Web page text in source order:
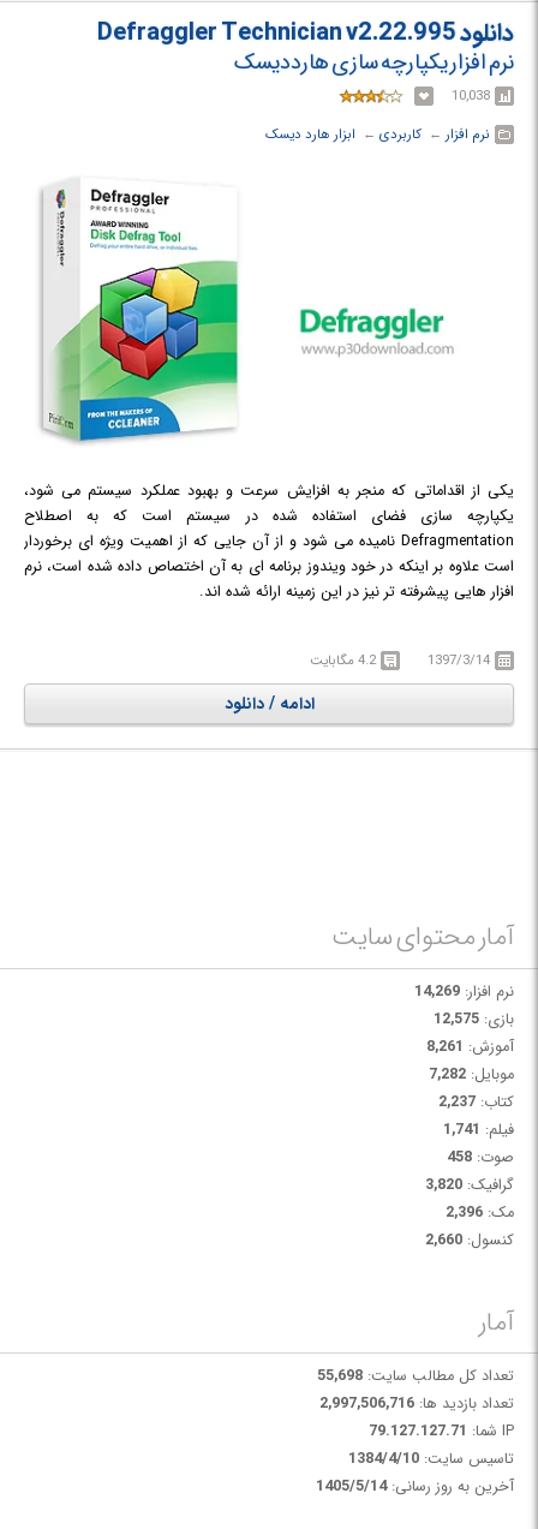
دانلود Defraggler Technician v2.22.995
نرم افزار یکپارچه سازی هارددیسک
10,038
نرم افزار ← ‏ کاربردی ← ‏ ابزار هارد دیسک
یکی از اقداماتی که منجر به افزایش سرعت و بهبود عملکرد سیستم می شود،
یکپارچه سازی فضای استفاده شده در سیستم است که به اصطلاح
Defragmentation نامیده می شود و از آن جایی که از اهمیت ویژه ای برخوردار
است علاوه بر اینکه در خود ویندوز برنامه ای به آن اختصاص داده شده است، نرم
افزار هایی پیشرفته تر نیز در این زمینه ارائه شده اند.
از سیستم را فراهم می کند. رابط کاربری این برنامه مشابه رابط کاربری ابزار
Defragment ویندوز طراحی شده است تا محیطی آشنا را برای کاربران تداعی کند.
پس از اجرای نرم افزار، در پنجره ی اصلی لیستی از تمام درایو های قابل دسترس
(درایو های هارد اصلی و درایو های پرتابل) را به همراه مشخصاتی از قبیل حجم و
1397/3/14 4.2 مگابایت
ادامه / دانلود
آمار محتوای سایت
نرم افزار: 14,269
بازی: 12,575
آموزش: 8,261
موبایل: 7,282
کتاب: 2,237
فیلم: 1,741
صوت: 458
گرافیک: 3,820
مک: 2,396
کنسول: 2,660
آمار
تعداد کل مطالب سایت: 55,698
تعداد بازدید ها: 2,997,506,716
IP شما:
79.127.127.71
تاسیس سایت: 1384/4/10
آخرین به روز رسانی:1405/5/14